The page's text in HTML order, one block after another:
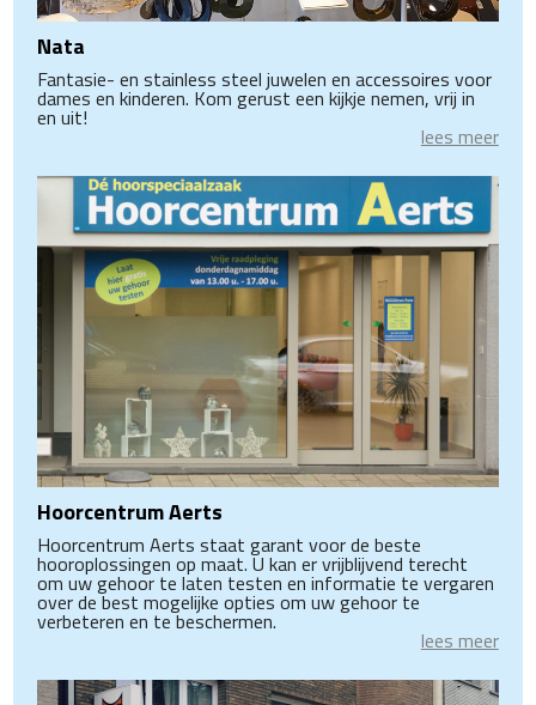
Nata
Fantasie- en stainless steel juwelen en accessoires voor
dames en kinderen. Kom gerust een kijkje nemen, vrij in
en uit!
lees meer
Hoorcentrum Aerts
Hoorcentrum Aerts staat garant voor de beste
hooroplossingen op maat. U kan er vrijblijvend terecht
om uw gehoor te laten testen en informatie te vergaren
over de best mogelijke opties om uw gehoor te
verbeteren en te beschermen.
lees meer